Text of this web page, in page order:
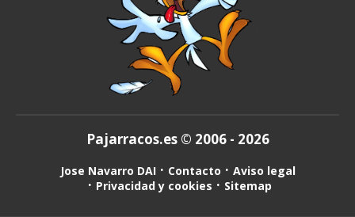
Pajarracos.es © 2006 - 2026
Jose Navarro DAI Contacto
Aviso legal
Privacidad y cookies
Sitemap